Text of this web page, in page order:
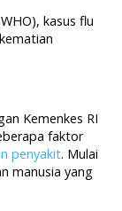
kasus flu
Kemenkes RI
faktor
penyakit. Mulai
manusia yang